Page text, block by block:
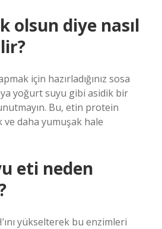
olsun diye nasıl
için hazırladığınız sosa
yoğurt suyu gibi asidik bir
Bu, etin protein
ve daha yumuşak hale
eti neden
yükselterek bu enzimleri